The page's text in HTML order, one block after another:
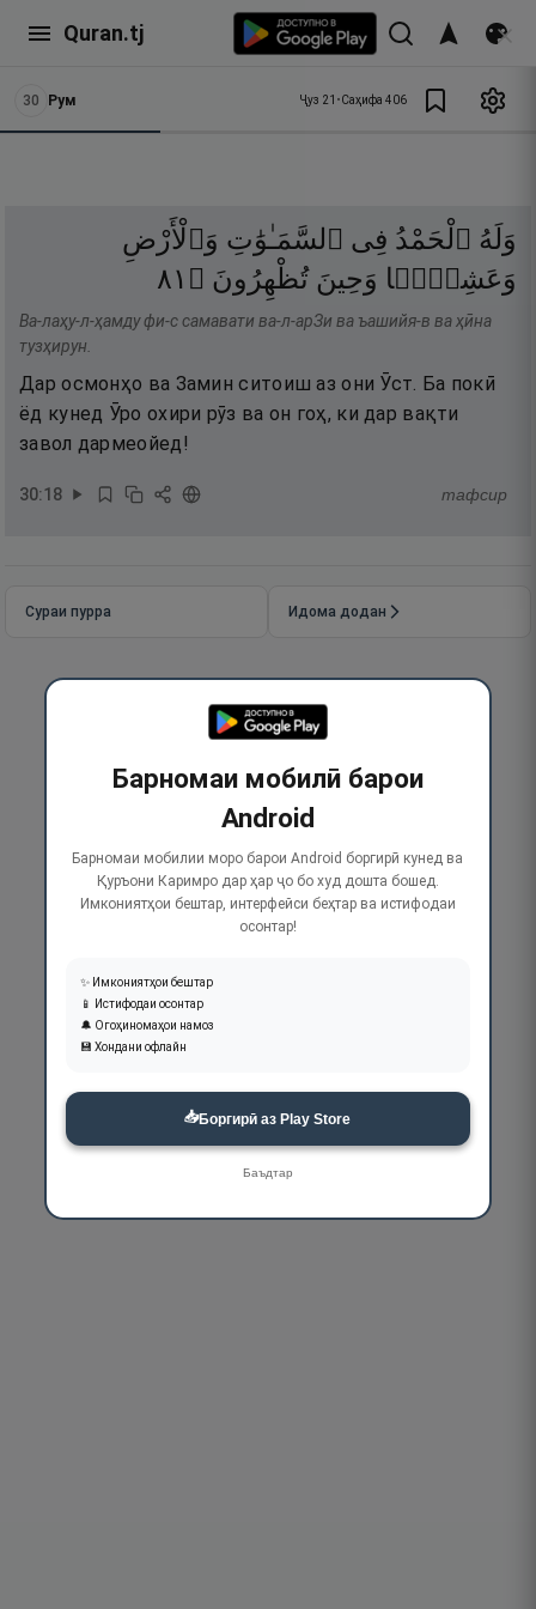
Quran.tj
30 Рум Ҷуз 21 •Саҳифа 406
وَلَهُ ٱلْحَمْدُ فِى ٱلسَّمَـٰوَٰتِ وَٱلْأَرْضِ
وَعَشِيًّۭا وَحِينَ تُظْهِرُونَ ۝ ١٨
Ва-лаҳу-л-ҳамду фи-с самавати ва-л-арЗи ва ъашийя-в ва ҳӣна
тузҳирун.
Дар осмонҳо ва Замин ситоиш аз они Ӯст. Ба покӣ
ёд кунед Ӯро охири рӯз ва он гоҳ, ки дар вақти
завол дармеойед!
30:18 тафсир
Сураи пурра Идома додан
Барномаи мобилӣ барои
Android
Барномаи мобилии моро барои Android боргирӣ кунед ва
Қуръони Каримро дар ҳар ҷо бо худ дошта бошед.
Имкониятҳои бештар, интерфейси беҳтар ва истифодаи
осонтар!
✨ Имкониятҳои бештар
📱 Истифодаи осонтар
🔔 Огоҳиномаҳои намоз
💾 Хондани офлайн
📥Боргирӣ аз Play Store
Баъдтар